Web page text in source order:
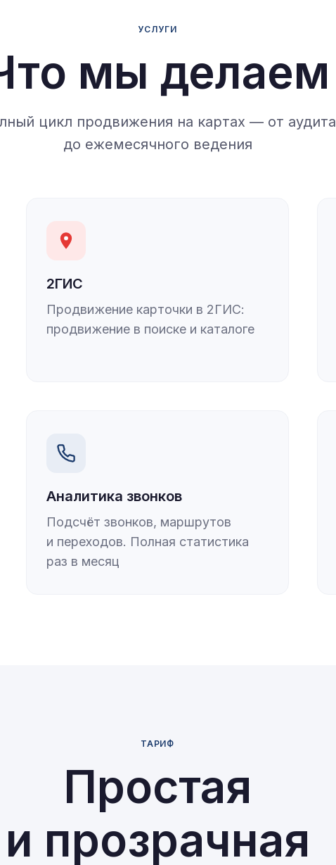
УСЛУГИ
мы делаем
цикл продвижения на картах — от аудита
до ежемесячного ведения
2ГИС
Продвижение карточки в 2ГИС:
продвижение в поиске и каталоге
Аналитика звонков
Подсчёт звонков, маршрутов
и переходов. Полная статистика
раз в месяц
ТАРИФ
Простая
и прозрачная